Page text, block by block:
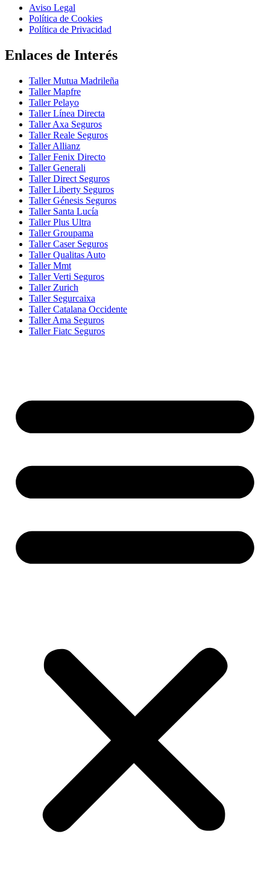
Aviso Legal
Política de Cookies
Política de Privacidad
Enlaces de Interés
Taller Mutua Madrileña
Taller Mapfre
Taller Pelayo
Taller Línea Directa
Taller Axa Seguros
Taller Reale Seguros
Taller Allianz
Taller Fenix Directo
Taller Generali
Taller Direct Seguros
Taller Liberty Seguros
Taller Génesis Seguros
Taller Santa Lucía
Taller Plus Ultra
Taller Groupama
Taller Caser Seguros
Taller Qualitas Auto
Taller Mmt
Taller Verti Seguros
Taller Zurich
Taller Segurcaixa
Taller Catalana Occidente
Taller Ama Seguros
Taller Fiatc Seguros